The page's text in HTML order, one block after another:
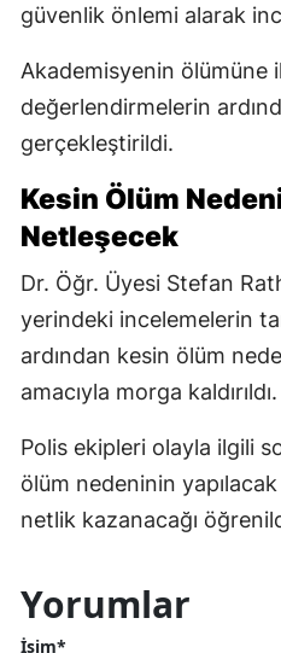
güvenlik önlemi alarak
Akademisyenin ölümüne
değerlendirmelerin
gerçekleştirildi.
Kesin Ölüm
Netleşecek
Dr. Öğr. Üyesi Stefan
yerindeki incelemelerin
ardından kesin ölüm
amacıyla morga kaldırıldı.
Polis ekipleri olayla ilgili
ölüm nedeninin
netlik kazanacağı
Yorumlar
İsim*